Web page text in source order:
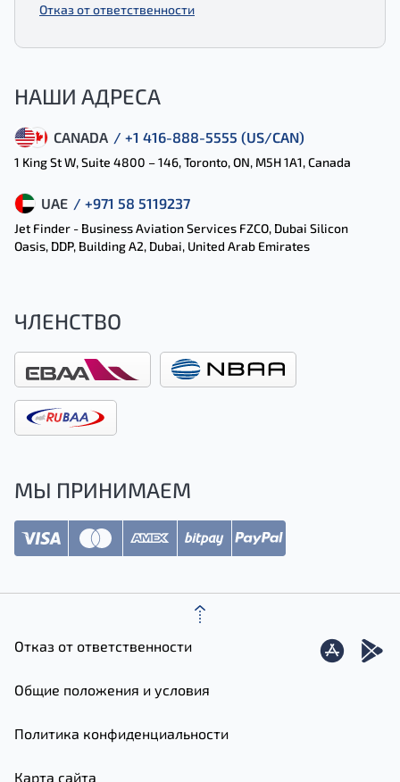
Отказ от ответственности
НАШИ АДРЕСА
CANADA / +1 416-888-5555 (US/CAN)
1 King St W, Suite 4800 – 146, Toronto, ON, M5H 1A1, Canada
UAE / +971 58 5119237
Jet Finder - Business Aviation Services FZCO, Dubai Silicon
Oasis, DDP, Building A2, Dubai, United Arab Emirates
ЧЛЕНСТВО
МЫ ПРИНИМАЕМ
Отказ от ответственности
Общие положения и условия
Политика конфиденциальности
Карта сайта